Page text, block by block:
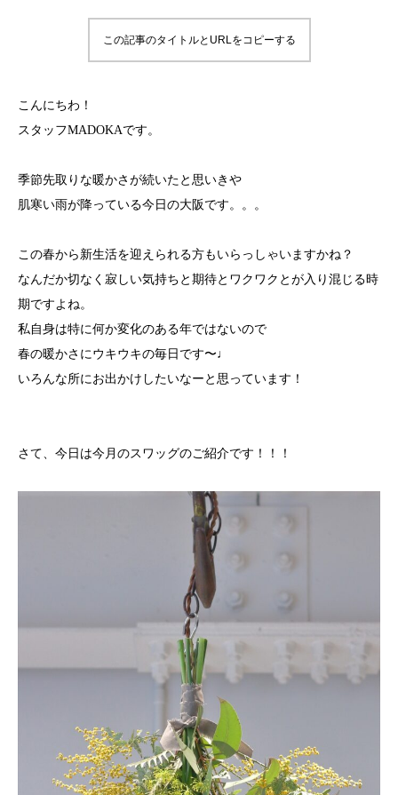
この記事のタイトルとURLをコピーする
こんにちわ！
スタッフMADOKAです。
季節先取りな暖かさが続いたと思いきや
肌寒い雨が降っている今日の大阪です。。。
この春から新生活を迎えられる方もいらっしゃいますかね？
なんだか切なく寂しい気持ちと期待とワクワクとが入り混じる時
期ですよね。
私自身は特に何か変化のある年ではないので
春の暖かさにウキウキの毎日です〜♩
いろんな所にお出かけしたいなーと思っています！
さて、今日は今月のスワッグのご紹介です！！！